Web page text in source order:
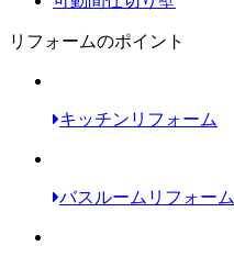
リフォームのポイント
キッチンリフォーム
バスルームリフォーム